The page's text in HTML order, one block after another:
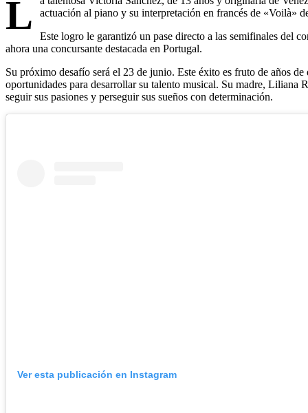
L
actuación al piano y su interpretación en francés de «Voilà»
Este logro le garantizó un pase directo a las semifinales del
ahora una concursante destacada en Portugal.
Su próximo desafío será el 23 de junio. Este éxito es fruto de años
oportunidades para desarrollar su talento musical. Su madre, Liliana
seguir sus pasiones y perseguir sus sueños con determinación.
Ver esta publicación en Instagram